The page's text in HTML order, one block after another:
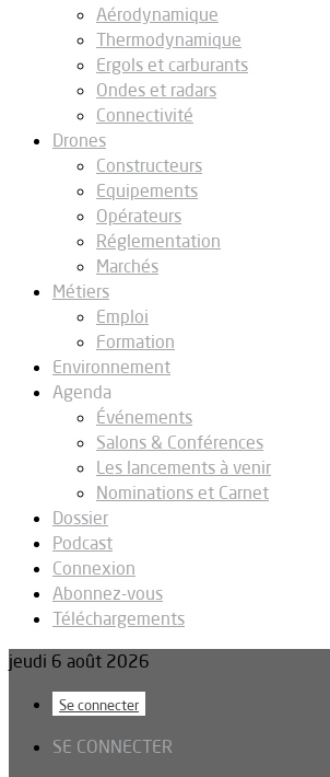
Aérodynamique
Thermodynamique
Ergols et carburants
Ondes et radars
Connectivité
Drones
Constructeurs
Equipements
Opérateurs
Réglementation
Marchés
Métiers
Emploi
Formation
Environnement
Agenda
Événements
Salons & Conférences
Les lancements à venir
Nominations et Carnet
Dossier
Podcast
Connexion
Abonnez-vous
Téléchargements
jeudi 6 août 2026
Se connecter
SE CONNECTER